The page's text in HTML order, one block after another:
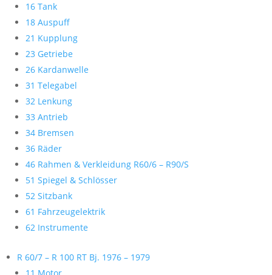
16 Tank
18 Auspuff
21 Kupplung
23 Getriebe
26 Kardanwelle
31 Telegabel
32 Lenkung
33 Antrieb
34 Bremsen
36 Räder
46 Rahmen & Verkleidung R60/6 – R90/S
51 Spiegel & Schlösser
52 Sitzbank
61 Fahrzeugelektrik
62 Instrumente
R 60/7 – R 100 RT Bj. 1976 – 1979